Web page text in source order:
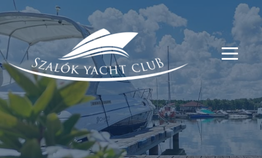
modal-check
modal-check